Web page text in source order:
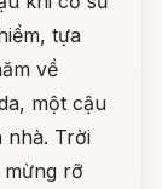
tựa
về
một cậu
nhà. Trời
rỡ